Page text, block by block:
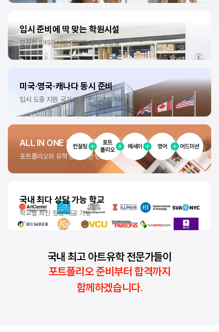
입시 준비에 딱 맞는학원시설
깔끔한 인테리어와다양한 실기 용품들
미국·영국·캐나다동시 준비
입시 도중 지원 국가 변경문제없이 가능
ALL IN ONE합격 솔루션
포트폴리오와 유학 준비를한 번에!
컨설팅
포트
폴리오
에세이 영어 어드미션
국내 최다 상담 가능 학교
학교별 최신 정보제공 가능
국내 최고 아트유학 전문가들이
포트폴리오 준비부터 합격까지
함께하겠습니다.